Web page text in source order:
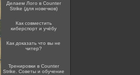
Делаем Лого в Counter
Strike (для новечков)
Как совместить
киберспорт и учёбу
Как доказать что вы не
читер?
Тренировки в Counter
Strike. Советы и обучение